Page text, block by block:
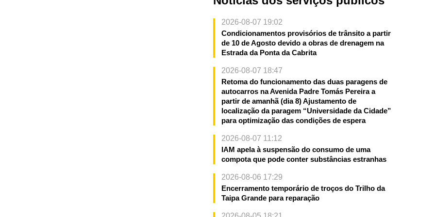
2026-08-07 19:02
Condicionamentos provisórios de trânsito a partir
de 10 de Agosto devido a obras de drenagem na
Estrada da Ponta da Cabrita
2026-08-07 18:47
Retoma do funcionamento das duas paragens de
autocarros na Avenida Padre Tomás Pereira a
partir de amanhã (dia 8) Ajustamento de
localização da paragem “Universidade da Cidade”
para optimização das condições de espera
2026-08-07 11:12
IAM apela à suspensão do consumo de uma
compota que pode conter substâncias estranhas
2026-08-06 17:29
Encerramento temporário de troços do Trilho da
Taipa Grande para reparação